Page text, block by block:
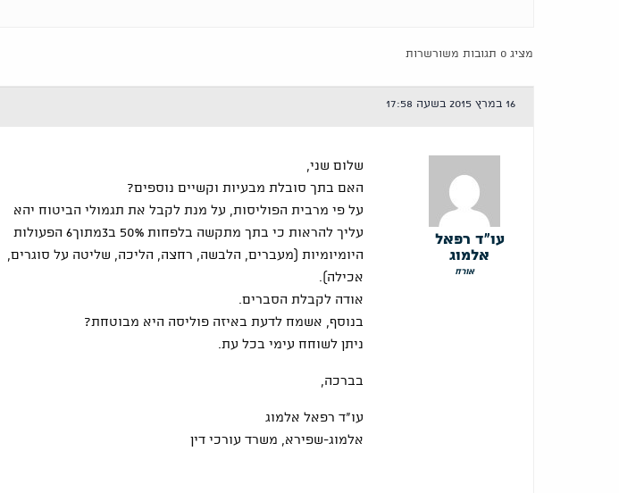
מציג 0 תגובות משורשרות
16 במרץ 2015 בשעה 17:58
עו"ד רפאל
אלמוג
אורח
שלום שני,
האם בתך סובלת מבעיות וקשיים נוספים?
על פי מרבית הפוליסות, על מנת לקבל את תגמולי הביטוח יהא
עליך להראות כי בתך מתקשה בלפחות 50% ב3מתוך6 הפעולות
היומיומיות (מעברים, הלבשה, רחצה, הליכה, שליטה על סוגרים,
אכילה).
אודה לקבלת הסברים.
בנוסף, אשמח לדעת באיזה פוליסה היא מבוטחת?
ניתן לשוחח עימי בכל עת.
בברכה,
עו"ד רפאל אלמוג
אלמוג-שפירא, משרד עורכי דין